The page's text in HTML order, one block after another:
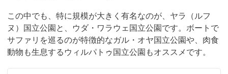
この中でも、特に規模が大きく有名なのが、ヤラ（ルフ
ヌ）国立公園と、ウダ・ワラウェ国立公園です。ボートで
サファリを巡るのが特徴的なガル・オヤ国立公園や、肉食
動物も生息するウィルパトゥ国立公園もオススメです。